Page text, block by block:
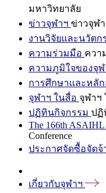
มหาวิทยาลัย
ข่าวจุฬาฯ ข่าวจุฬ
งานวิจัยและนวัตก
ความร่วมมือ ควา
ความภูมิใจของจุฬ
การศึกษาและหลั
จุฬาฯ ในสื่อ จุฬาฯ
ปฏิทินกิจกรรม ปฏิ
The 166th ASAIHL
Conference
ประกาศจัดซื้อจัดจ้
เกี่ยวกับจุฬาฯ